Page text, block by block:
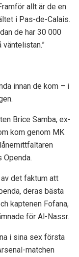
allt är de en
i Pas-de-Calais.
de har 30 000
innan de kom – i
Brice Samba, ex-
kom genom MK
det faktum att
deras bästa
kaptenen Fofana,
för Al-Nassr.
i sina sex första
matchen